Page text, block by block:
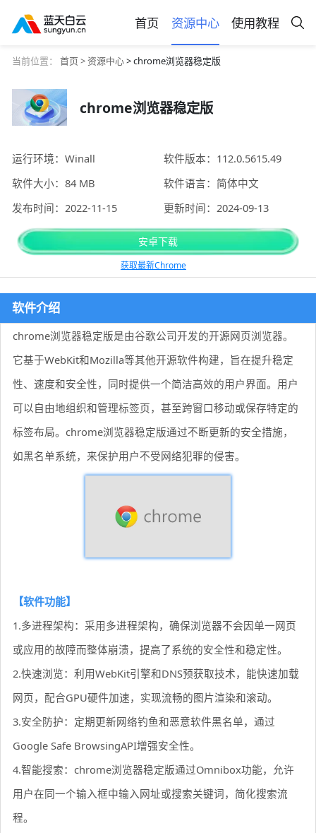
首页 资源中心 使用教程
当前位置： 首页 >资源中心> chrome浏览器稳定版
chrome浏览器稳定版
运行环境：Winall
软件版本：112.0.5615.49
软件大小：84 MB
软件语言：简体中文
发布时间：2022-11-15
更新时间：2024-09-13
安卓下载
获取最新Chrome
软件介绍
chrome浏览器稳定版是由谷歌公司开发的开源网页浏览器。
它基于WebKit和Mozilla等其他开源软件构建，旨在提升稳定
性、速度和安全性，同时提供一个简洁高效的用户界面。用户
可以自由地组织和管理标签页，甚至跨窗口移动或保存特定的
标签布局。chrome浏览器稳定版通过不断更新的安全措施，
如黑名单系统，来保护用户不受网络犯罪的侵害。
【软件功能】
1.多进程架构：采用多进程架构，确保浏览器不会因单一网页
或应用的故障而整体崩溃，提高了系统的安全性和稳定性。
2.快速浏览：利用WebKit引擎和DNS预获取技术，能快速加载
网页，配合GPU硬件加速，实现流畅的图片渲染和滚动。
3.安全防护：定期更新网络钓鱼和恶意软件黑名单，通过
Google Safe BrowsingAPI增强安全性。
4.智能搜索：chrome浏览器稳定版通过Omnibox功能，允许
用户在同一个输入框中输入网址或搜索关键词，简化搜索流
程。